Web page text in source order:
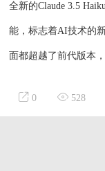
全新的Claude 3.5
能，标志着AI技术的
面都超越了前代版本
0 528